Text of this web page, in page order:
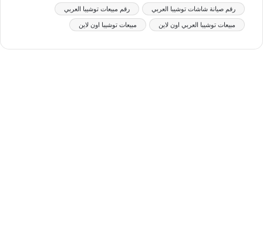
رقم صيانة شاشات توشيبا العربي رقم مبيعات توشيبا العربي
مبيعات توشيبا العربي اون لاين مبيعات توشيبا اون لاين